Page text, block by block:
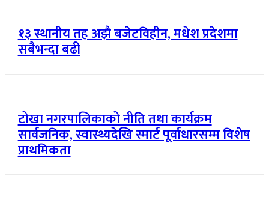
१३ स्थानीय तह अझै बजेटविहीन, मधेश प्रदेशमा
सबैभन्दा बढी
टोखा नगरपालिकाको नीति तथा कार्यक्रम
सार्वजनिक, स्वास्थ्यदेखि स्मार्ट पूर्वाधारसम्म विशेष
प्राथमिकता